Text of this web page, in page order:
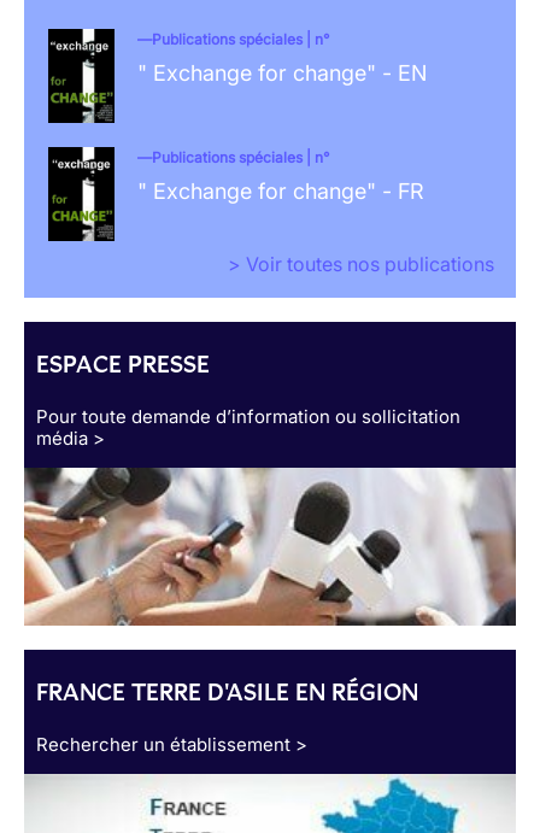
Publications spéciales | n°
" Exchange for change" - EN
Publications spéciales | n°
" Exchange for change" - FR
> Voir toutes nos publications
ESPACE PRESSE
Pour toute demande d’information ou sollicitation
média >
FRANCE TERRE D'ASILE EN RÉGION
Rechercher un établissement >